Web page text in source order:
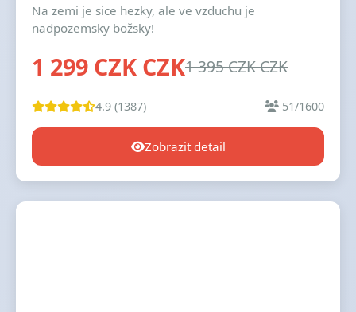
Na zemi je sice hezky, ale ve vzduchu je
nadpozemsky božsky!
1 299 CZK CZK1 395 CZK CZK
4.9 (1387) 51/1600
Zobrazit detail